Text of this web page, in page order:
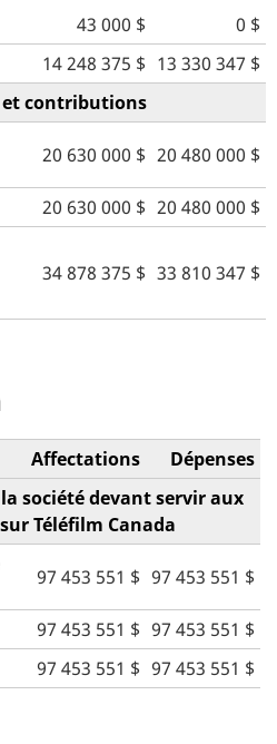
43 000 $
0 $
14 248 375 $ 13 330 347 $
et contributions
20 630 000 $ 20 480 000 $
20 630 000 $ 20 480 000 $
34 878 375 $ 33 810 347 $
Affectations
Dépenses
société devant servir aux
Téléfilm Canada
97 453 551 $ 97 453 551 $
97 453 551 $ 97 453 551 $
97 453 551 $ 97 453 551 $